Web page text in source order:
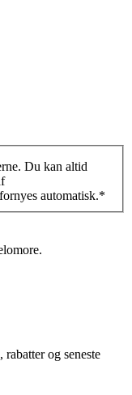
Du kan altid
automatisk.*
og seneste